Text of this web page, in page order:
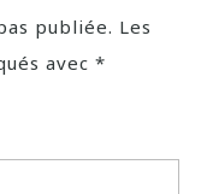
publiée. Les
avec *